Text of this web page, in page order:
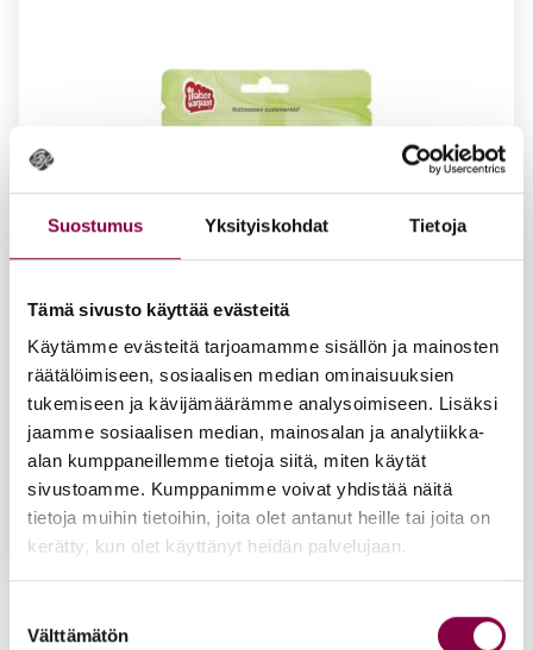
Suostumus Yksityiskohdat Tietoja
Tämä sivusto käyttää evästeitä
Käytämme evästeitä tarjoamamme sisällön ja mainosten
räätälöimiseen, sosiaalisen median ominaisuuksien
tukemiseen ja kävijämäärämme analysoimiseen. Lisäksi
jaamme sosiaalisen median, mainosalan ja analytiikka-
alan kumppaneillemme tietoja siitä, miten käytät
sivustoamme. Kumppanimme voivat yhdistää näitä
tietoja muihin tietoihin, joita olet antanut heille tai joita on
kerätty, kun olet käyttänyt heidän palvelujaan.
valinta
Välttämätön